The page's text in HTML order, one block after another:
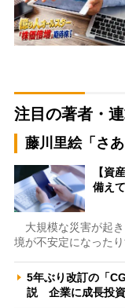
注目の著者・
藤川里絵「さ
【資
備え
大規模な災害が起き
境が不安定になった
5年ぶり改訂の「
説 企業に成長投